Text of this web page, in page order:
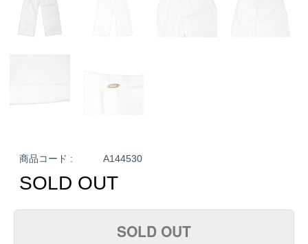
商品コード : A144530
SOLD OUT
SOLD OUT